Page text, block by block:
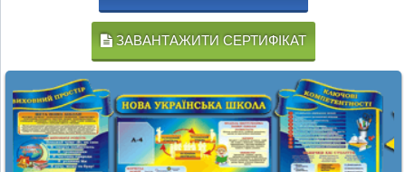
ЗАВАНТАЖИТИ СЕРТИФІКАТ